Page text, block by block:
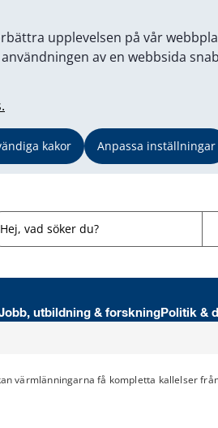
upplevelsen på vår
av en webbsida
kakor Anpassa inställningar
utbildning & forskningPolitik &
värmlänningarna få kompletta kallelser